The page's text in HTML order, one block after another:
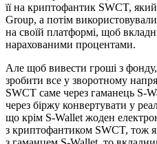
її на криптофантик SWCT,
Group, а потім
на своїй платформі, щоб
нарахованими процентами.
Але щоб вивести гроші з
зробити все у зворотному
SWCT саме через гаманець S-
через біржу конвертувати у
що крім S-Wallet жоден
з криптофантиком SWCT, тож